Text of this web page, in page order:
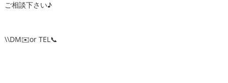
ご相談下さい♪
\\DM✉️or TEL📞